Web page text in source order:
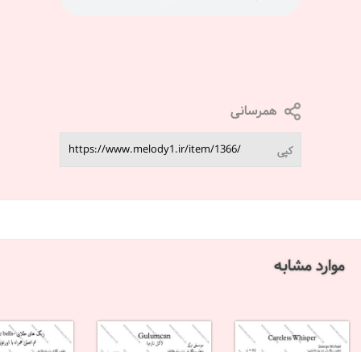
همرسانی
کپی
موارد مشابه